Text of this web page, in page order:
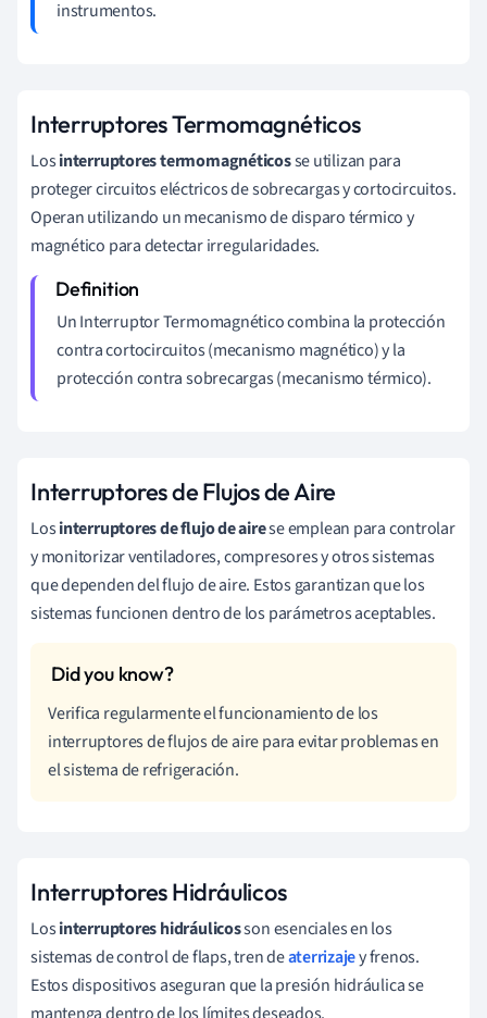
instrumentos.
Interruptores Termomagnéticos
Losinterruptores termomagnéticosse utilizan para
proteger circuitos eléctricos de sobrecargas y cortocircuitos.
Operan utilizando un mecanismo de disparo térmico y
magnético para detectar irregularidades.
Un Interruptor Termomagnético combina la protección
contra cortocircuitos (mecanismo magnético) y la
protección contra sobrecargas (mecanismo térmico).
Interruptores de Flujos de Aire
Losinterruptores de flujo de airese emplean para controlar
y monitorizar ventiladores, compresores y otros sistemas
que dependen del flujo de aire. Estos garantizan que los
sistemas funcionen dentro de los parámetros aceptables.
Verifica regularmente el funcionamiento de los
interruptores de flujos de aire para evitar problemas en
el sistema de refrigeración.
Interruptores Hidráulicos
Losinterruptores hidráulicosson esenciales en los
sistemas de control de flaps, tren deaterrizajey frenos.
Estos dispositivos aseguran que la presión hidráulica se
mantenga dentro de los límites deseados.